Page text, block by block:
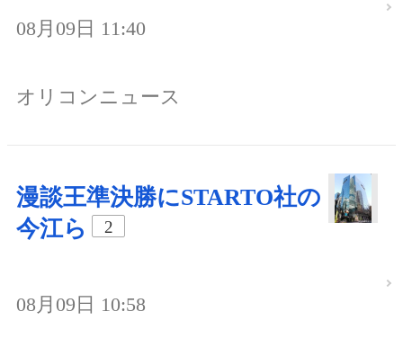
08月09日 11:40
オリコンニュース
漫談王準決勝にSTARTO社の
今江ら
2
08月09日 10:58